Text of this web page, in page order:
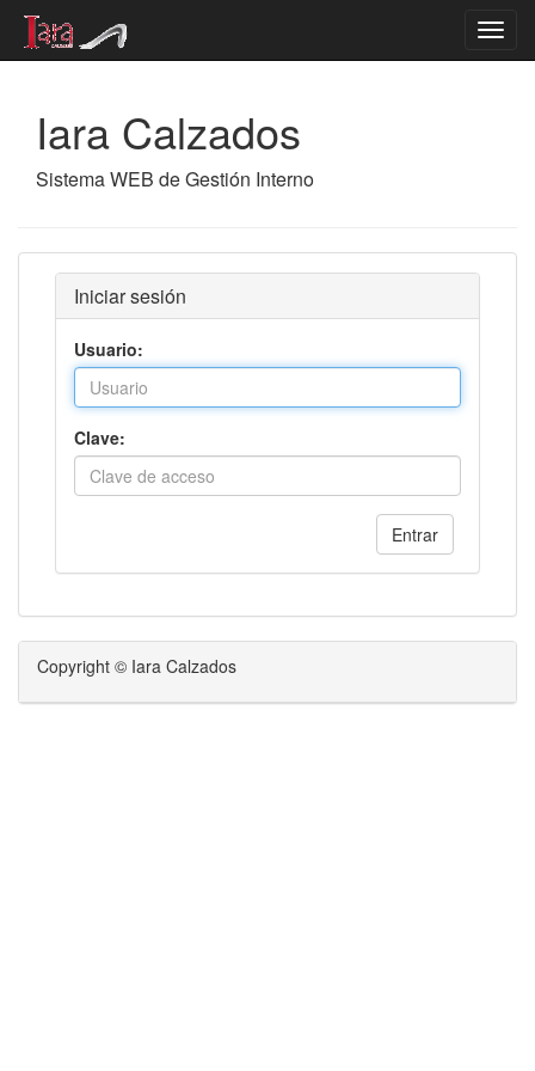
Iara Calzados
Sistema WEB de Gestión Interno
Iniciar sesión
Usuario:
Clave:
Entrar
Copyright © Iara Calzados